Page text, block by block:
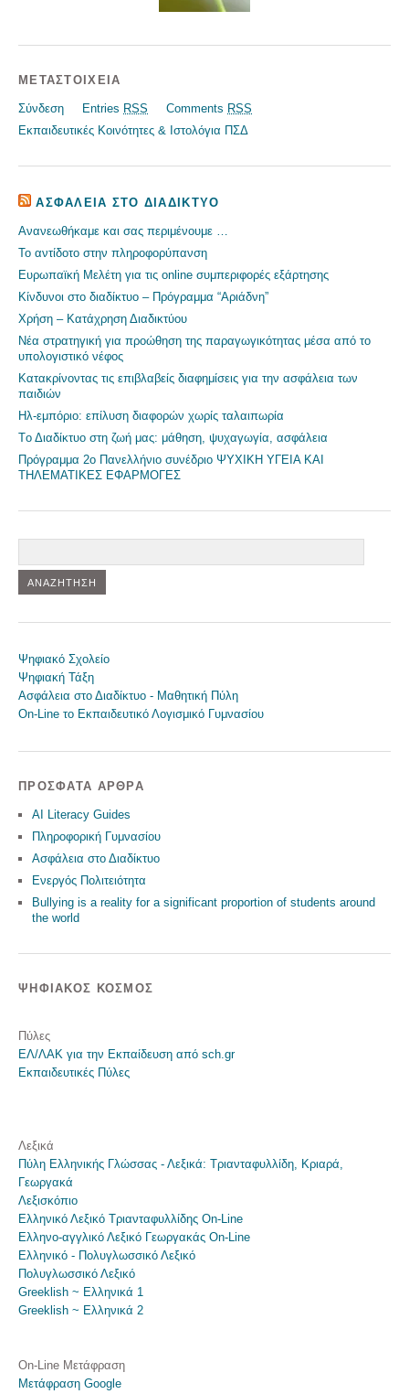
ΜΕΤΑΣΤΟΙΧΕΊΑ
Σύνδεση Entries RSS Comments RSS
Εκπαιδευτικές Κοινότητες & Ιστολόγια ΠΣΔ
ΑΣΦΆΛΕΙΑ ΣΤΟ ΔΙΑΔΊΚΤΥΟ
Ανανεωθήκαμε και σας περιμένουμε …
Το αντίδοτο στην πληροφορύπανση
Ευρωπαϊκή Μελέτη για τις online συμπεριφορές εξάρτησης
Κίνδυνοι στο διαδίκτυο – Πρόγραμμα “Αριάδνη”
Χρήση – Κατάχρηση Διαδικτύου
Nέα στρατηγική για προώθηση της παραγωγικότητας μέσα από το
υπολογιστικό νέφος
Κατακρίνοντας τις επιβλαβείς διαφημίσεις για την ασφάλεια των
παιδιών
Ηλ-εμπόριο: επίλυση διαφορών χωρίς ταλαιπωρία
Tο Διαδίκτυο στη ζωή μας: μάθηση, ψυχαγωγία, ασφάλεια
Πρόγραμμα 2o Πανελλήνιο συνέδριο ΨΥΧΙΚΗ ΥΓΕΙΑ ΚΑΙ
ΤΗΛΕΜΑΤΙΚΕΣ ΕΦΑΡΜΟΓΕΣ
Ψηφιακό Σχολείο
Ψηφιακή Τάξη
Ασφάλεια στο Διαδίκτυο - Μαθητική Πύλη
On-Line το Εκπαιδευτικό Λογισμικό Γυμνασίου
ΠΡΌΣΦΑΤΑ ΆΡΘΡΑ
AI Literacy Guides
Πληροφορική Γυμνασίου
Ασφάλεια στο Διαδίκτυο
Ενεργός Πολιτειότητα
Bullying is a reality for a significant proportion of students around
the world
ΨΗΦΙΑΚΌΣ ΚΌΣΜΟΣ
Πύλες
ΕΛ/ΛΑΚ για την Εκπαίδευση από sch.gr
Εκπαιδευτικές Πύλες
Λεξικά
Πύλη Ελληνικής Γλώσσας - Λεξικά: Τριανταφυλλίδη, Κριαρά,
Γεωργακά
Λεξισκόπιο
Ελληνικό Λεξικό Τριανταφυλλίδης On-Line
Ελληνο-αγγλικό Λεξικό Γεωργακάς On-Line
Ελληνικό - Πολυγλωσσικό Λεξικό
Πολυγλωσσικό Λεξικό
Greeklish ~ Ελληνικά 1
Greeklish ~ Ελληνικά 2
On-Line Μετάφραση
Μετάφραση Google